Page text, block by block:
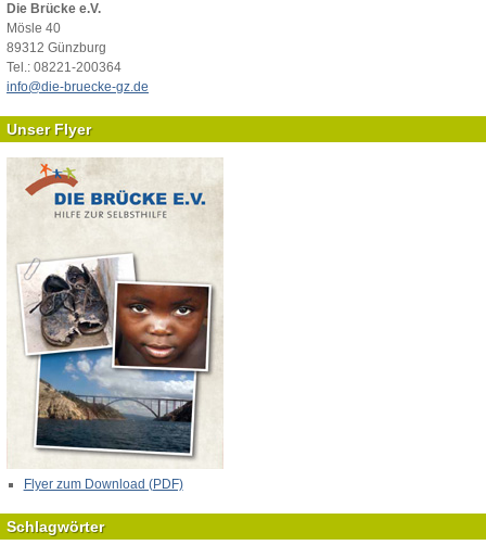
Die Brücke e.V.
Mösle 40
89312 Günzburg
Tel.: 08221-200364
info@die-bruecke-gz.de
Unser Flyer
Flyer zum Download (PDF)
Schlagwörter